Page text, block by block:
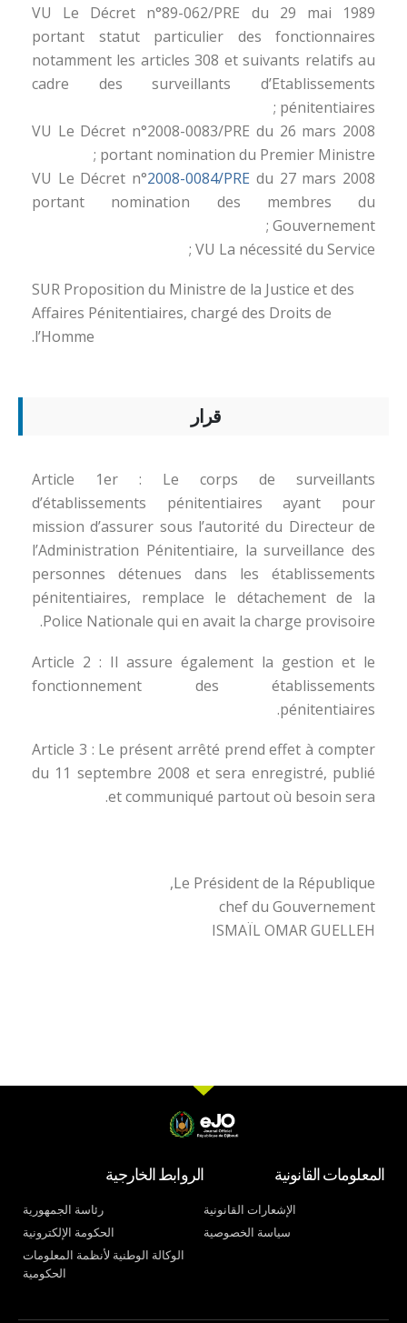
VU Le Décret n°89-062/PRE du 29 mai 1989
portant statut particulier des fonctionnaires
notamment les articles 308 et suivants relatifs au
cadre des surveillants d’Etablissements
pénitentiaires ;
VU Le Décret n°2008-0083/PRE du 26 mars 2008
portant nomination du Premier Ministre ;
VU Le Décret n°2008-0084/PRE du 27 mars 2008
portant nomination des membres du
Gouvernement ;
VU La nécessité du Service ;
SUR Proposition du Ministre de la Justice et des
Affaires Pénitentiaires, chargé des Droits de
l’Homme.
قرار
Article 1er : Le corps de surveillants
d’établissements pénitentiaires ayant pour
mission d’assurer sous l’autorité du Directeur de
l’Administration Pénitentiaire, la surveillance des
personnes détenues dans les établissements
pénitentiaires, remplace le détachement de la
Police Nationale qui en avait la charge provisoire.
Article 2 : Il assure également la gestion et le
fonctionnement des établissements
pénitentiaires.
Article 3 : Le présent arrêté prend effet à compter
du 11 septembre 2008 et sera enregistré, publié
et communiqué partout où besoin sera.
Le Président de la République,
chef du Gouvernement
ISMAÏL OMAR GUELLEH
المعلومات القانونية
الإشعارات القانونية
سياسة الخصوصية
الروابط الخارجية
رئاسة الجمهورية
الحكومة الإلكترونية
الوكالة الوطنية لأنظمة المعلومات
الحكومية